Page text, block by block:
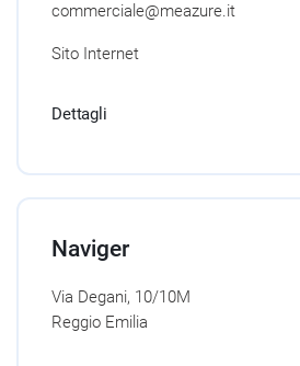
commerciale@meazure.it
Sito Internet
Dettagli
Naviger
Via Degani, 10/10M
Reggio Emilia